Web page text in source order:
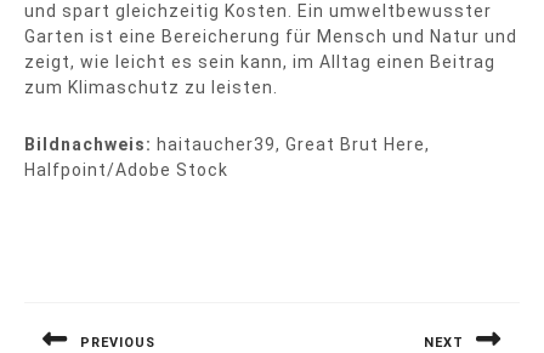
und spart gleichzeitig Kosten. Ein umweltbewusster
Garten ist eine Bereicherung für Mensch und Natur und
zeigt, wie leicht es sein kann, im Alltag einen Beitrag
zum Klimaschutz zu leisten.
Bildnachweis: haitaucher39, Great Brut Here,
Halfpoint/Adobe Stock
PREVIOUS NEXT